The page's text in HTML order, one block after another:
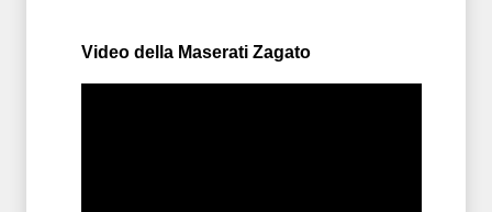
Video della Maserati Zagato